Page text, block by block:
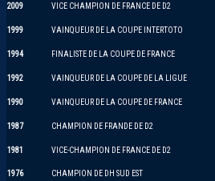
2009 VICE CHAMPION DE FRANCE DE D2
1999 VAINQUEUR DE LA COUPE INTERTOTO
1994 FINALISTE DE LA COUPE DE FRANCE
1992 VAINQUEUR DE LA COUPE DE LA LIGUE
1990 VAINQUEUR DE LA COUPE DE FRANCE
1987 CHAMPION DE FRANDE DE D2
1981 VICE-CHAMPION DE FRANCE DE D2
1976 CHAMPION DE DH SUD EST